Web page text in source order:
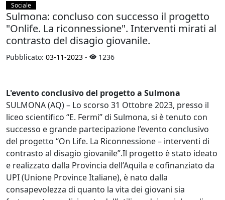
Sociale
Sulmona: concluso con successo il progetto
"Onlife. La riconnessione". Interventi mirati al
contrasto del disagio giovanile.
Pubblicato: 03-11-2023 - 1236
L'evento conclusivo del progetto a Sulmona
SULMONA (AQ) – Lo scorso 31 Ottobre 2023, presso il
liceo scientifico “E. Fermi” di Sulmona, si è tenuto con
successo e grande partecipazione l’evento conclusivo
del progetto “On Life. La Riconnessione – interventi di
contrasto al disagio giovanile”.Il progetto è stato ideato
e realizzato dalla Provincia dell’Aquila e cofinanziato da
UPI (Unione Province Italiane), è nato dalla
consapevolezza di quanto la vita dei giovani sia